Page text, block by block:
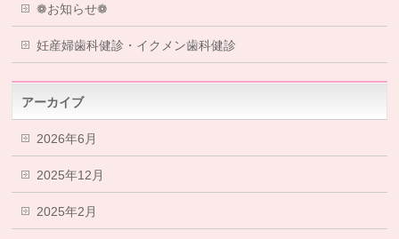
❁お知らせ❁
妊産婦歯科健診・イクメン歯科健診
アーカイブ
2026年6月
2025年12月
2025年2月